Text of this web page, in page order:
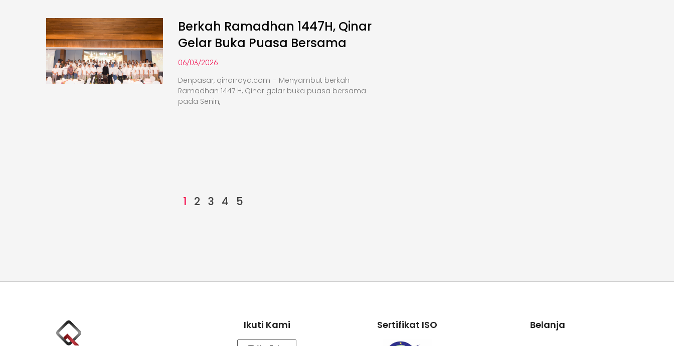
Berkah Ramadhan 1447H, Qinar
Gelar Buka Puasa Bersama
06/03/2026
Denpasar, qinarraya.com – Menyambut berkah
Ramadhan 1447 H, Qinar gelar buka puasa bersama
pada Senin,
1 2 3 4 5
Ikuti Kami Sertifikat ISO Belanja